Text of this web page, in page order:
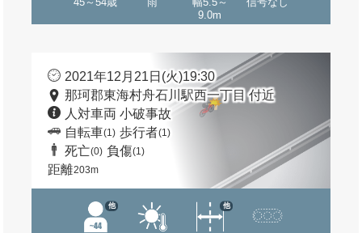
9.0m
2021年12月21日(火)19:30
那珂郡東海村舟石川駅西一丁目 付近
人対車両 小破事故
自転車(1) 歩行者(1)
死亡(0) 負傷(1)
距離203m
他 他